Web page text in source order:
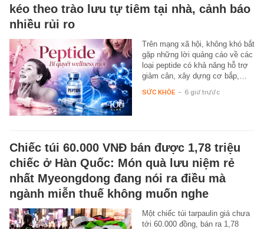
kéo theo trào lưu tự tiêm tại nhà, cảnh báo
nhiều rủi ro
Trên mạng xã hội, không khó bắt
gặp những lời quảng cáo về các
loại peptide có khả năng hỗ trợ
giảm cân, xây dựng cơ bắp,…
SỨC KHỎE - 6 giờ trước
Chiếc túi 60.000 VNĐ bán được 1,78 triệu
chiếc ở Hàn Quốc: Món quà lưu niệm rẻ
nhất Myeongdong đang nói ra điều mà
ngành miễn thuế không muốn nghe
Một chiếc túi tarpaulin giá chưa
tới 60.000 đồng, bán ra 1,78